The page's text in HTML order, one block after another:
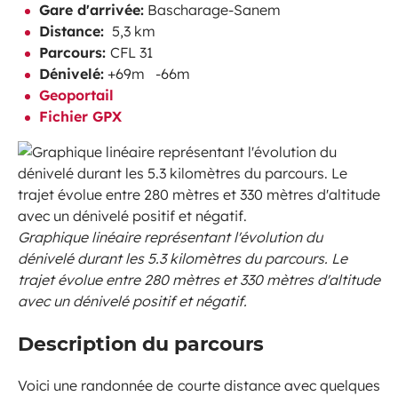
Gare d'arrivée: Bascharage-Sanem
Distance: 5,3 km
Parcours: CFL 31
Dénivelé: +69m -66m
Geoportail
Fichier GPX
Graphique linéaire représentant l'évolution du
dénivelé durant les 5.3 kilomètres du parcours. Le
trajet évolue entre 280 mètres et 330 mètres d'altitude
avec un dénivelé positif et négatif.
Description du parcours
Voici une randonnée de courte distance avec quelques